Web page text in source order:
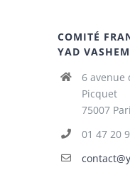
COMITÉ
YAD
6 avenue
Picquet
75007
01 47 20